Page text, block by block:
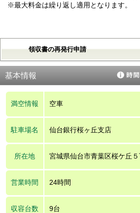
※最大料金は繰り返し適用となります。
領収書の再発行申請
基本情報
満空情報 空車
駐車場名 仙台銀行桜ヶ丘支店
所在地 宮城県仙台市青葉区桜ケ丘
営業時間 24時間
収容台数 9台